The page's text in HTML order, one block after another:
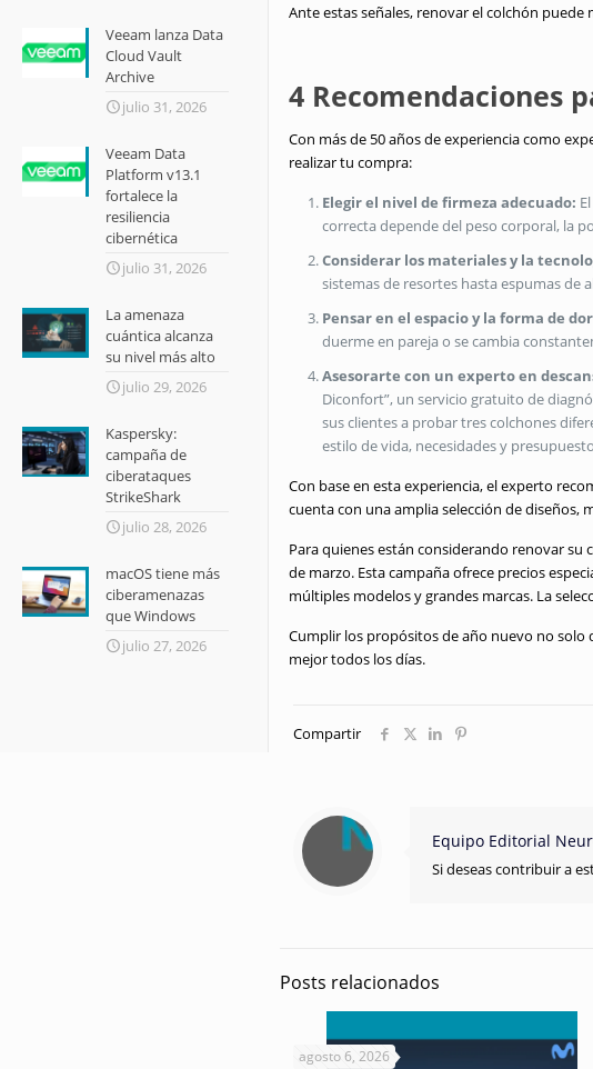
Ante estas señales, renovar el colchón
4 Recomendaciones
Con más de 50 años de experiencia como
realizar tu compra:
Elegir el nivel de firmeza adecuado:
correcta depende del peso corporal, la
Considerar los materiales y la
sistemas de resortes hasta espumas de
Pensar en el espacio y la forma de
duerme en pareja o se cambia
Asesorarte con un experto en
Diconfort”, un servicio gratuito de
sus clientes a probar tres colchones
estilo de vida, necesidades y
Con base en esta experiencia, el experto
cuenta con una amplia selección de diseños,
Para quienes están considerando renovar su
de marzo. Esta campaña ofrece precios
múltiples modelos y grandes marcas. La
Cumplir los propósitos de año nuevo no solo
mejor todos los días.
Compartir
Equipo Editorial
Si deseas contribuir a
Posts relacionados
agosto 6, 2026
Veeam lanza Data
Cloud Vault
Archive
julio 31, 2026
Veeam Data
Platform v13.1
fortalece la
resiliencia
cibernética
julio 31, 2026
La amenaza
cuántica alcanza
su nivel más alto
julio 29, 2026
Kaspersky:
campaña de
ciberataques
StrikeShark
julio 28, 2026
macOS tiene más
ciberamenazas
que Windows
julio 27, 2026